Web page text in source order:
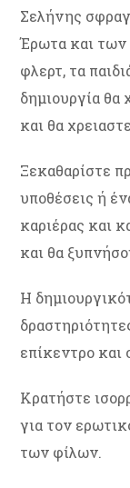
Σελήνης
Έρωτα και
φλερτ, τα
δημιουργία θα
και θα
Ξεκαθαρίστε
υποθέσεις ή
καριέρας και
και θα
Η
επίκεντρο και
Κρατήστε
για τον
των φίλων.